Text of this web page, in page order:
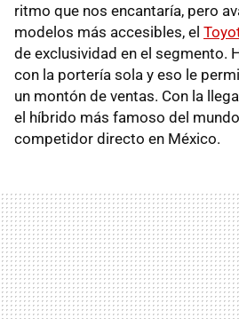
ritmo que nos encantaría, pero
modelos más accesibles, el
de exclusividad en el segmento.
con la portería sola y eso le
un montón de ventas. Con la
el híbrido más famoso del
competidor directo en México.